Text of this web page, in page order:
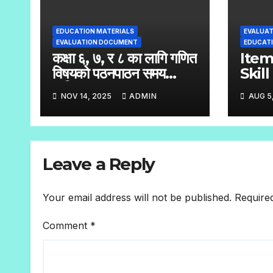
EDUCATION MATERIALS
EVALUATION DOCUMENT
कक्षा ६, ७, र ८ का लागि गणित
विषयको पठनपाठन समय
NOV 14, 2025 ADMIN
Skill
AUG
Leave a Reply
Your email address will not be published.
Comment *